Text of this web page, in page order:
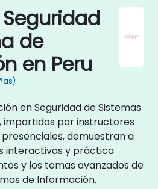
de
en Peru
en Seguridad de Sistemas
impartidos por instructores
demuestran a
interactivas y práctica
y los temas avanzados de
de Información.